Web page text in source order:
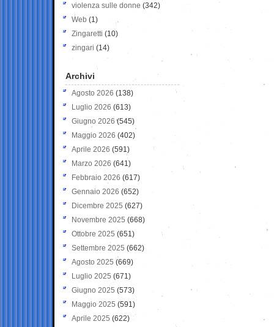
violenza sulle donne (342)
Web (1)
Zingaretti (10)
zingari (14)
Archivi
Agosto 2026 (138)
Luglio 2026 (613)
Giugno 2026 (545)
Maggio 2026 (402)
Aprile 2026 (591)
Marzo 2026 (641)
Febbraio 2026 (617)
Gennaio 2026 (652)
Dicembre 2025 (627)
Novembre 2025 (668)
Ottobre 2025 (651)
Settembre 2025 (662)
Agosto 2025 (669)
Luglio 2025 (671)
Giugno 2025 (573)
Maggio 2025 (591)
Aprile 2025 (622)